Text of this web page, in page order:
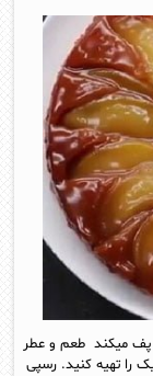
میکند طعم و عطر
را تهیه کنید. رسپی